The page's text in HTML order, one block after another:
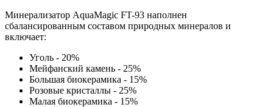
Минерализатор AquaMagic FT-93 наполнен
сбалансированным составом природных минералов и
включает:
Уголь - 20%
Мейфанский камень - 25%
Большая биокерамика - 15%
Розовые кристаллы - 25%
Малая биокерамика - 15%